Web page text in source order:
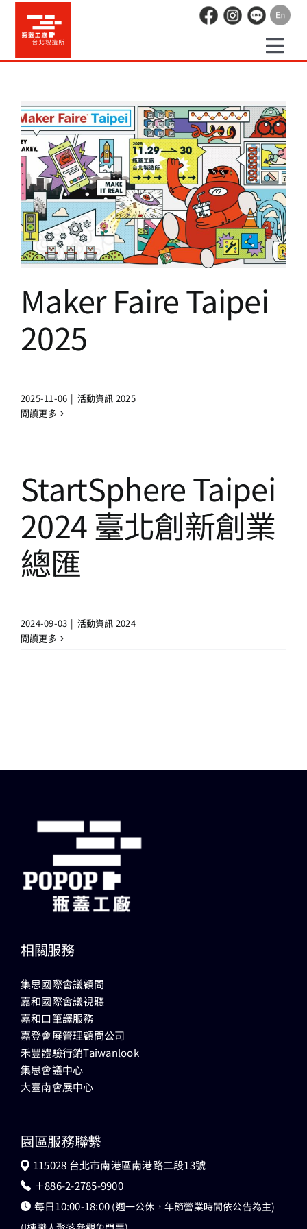
content
場地租借
活動紀錄
職人空間
辦公空間
13+新創課程
13+實證場域
園區資源
Maker Faire Taipei 2025
活動資訊 2025
Maker Faire Taipei
2025
2025-11-06 | 活動資訊 2025
閱讀更多
StartSphere Taipei
2024 臺北創新創業
總匯
2024-09-03 | 活動資訊 2024
閱讀更多
相關服務
集思國際會議顧問
嘉和國際會議視聽
嘉和口筆譯服務
嘉登會展管理顧問公司
禾豐體驗行銷Taiwanlook
集思會議中心
大臺南會展中心
園區服務聯繫
115028 台北市南港區南港路二段13號
＋886-2-2785-9900
每日10:00-18:00 (週一公休，年節營業時間依公告為主)